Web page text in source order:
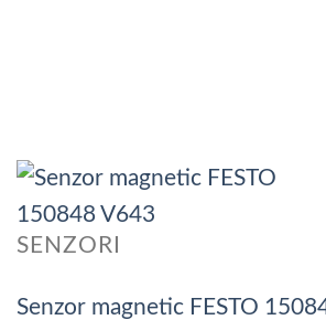
SENZORI
Senzor magnetic FESTO